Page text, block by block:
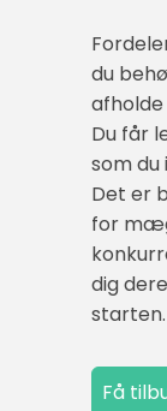
du
Du får
som du
Det er
for
dig
starten.